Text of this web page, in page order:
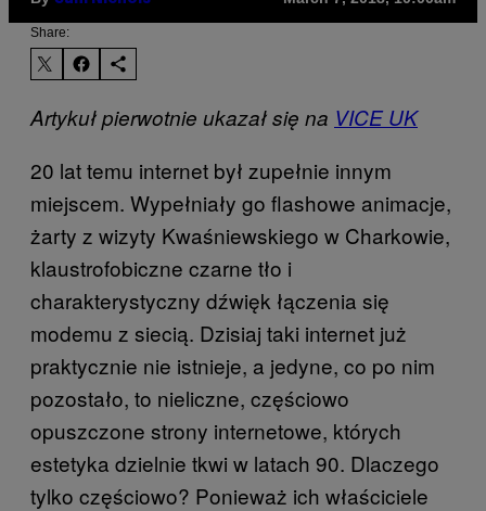
Share:
Artykuł pierwotnie ukazał się na VICE UK
20 lat temu internet był zupełnie innym
miejscem. Wypełniały go flashowe animacje,
żarty z wizyty Kwaśniewskiego w Charkowie,
klaustrofobiczne czarne tło i
charakterystyczny dźwięk łączenia się
modemu z siecią. Dzisiaj taki internet już
praktycznie nie istnieje, a jedyne, co po nim
pozostało, to nieliczne, częściowo
opuszczone strony internetowe, których
estetyka dzielnie tkwi w latach 90. Dlaczego
tylko częściowo? Ponieważ ich właściciele